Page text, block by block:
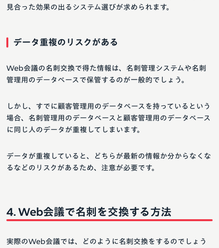
見合った効果の出るシステム選びが求められます。
データ重複のリスクがある
Web会議の名刺交換で得た情報は、名刺管理システムや名刺
管理用のデータベースで保管するのが一般的でしょう。
しかし、すでに顧客管理用のデータベースを持っているという
場合、名刺管理用のデータベースと顧客管理用のデータベース
に同じ人のデータが重複してしまいます。
データが重複していると、どちらが最新の情報か分からなくな
るなどのリスクがあるため、注意が必要です。
Web会議で名刺を交換する方法
実際のWeb会議では、どのように名刺交換をするのでしょう